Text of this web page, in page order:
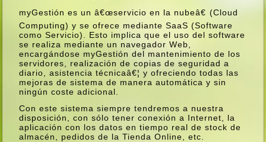
myGestión es un â€œservicio en la nubeâ€ (Cloud
Computing) y se ofrece mediante SaaS (Software
como Servicio). Esto implica que el uso del software
se realiza mediante un navegador Web,
encargándose myGestión del mantenimiento de los
servidores, realización de copias de seguridad a
diario, asistencia técnicaâ€¦ y ofreciendo todas las
mejoras de sistema de manera automática y sin
ningún coste adicional.
Con este sistema siempre tendremos a nuestra
disposición, con sólo tener conexión a Internet, la
aplicación con los datos en tiempo real de stock de
almacén, pedidos de la Tienda Online, etc.